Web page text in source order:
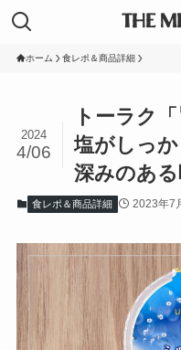
THE
ホーム 食レポ＆商品詳細
トーラク
塩がしっ
深みのあ
2024
4/06
食レポ＆商品詳細 2023年7